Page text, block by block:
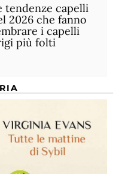
tendenze capelli
2026 che fanno
i capelli
più folti